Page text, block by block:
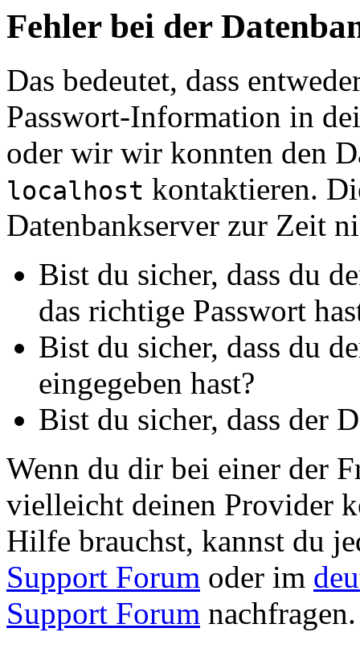
Fehler bei der
Das bedeutet, dass
Passwort-Information in
oder wir wir konnten den
localhost kontaktieren.
Datenbankserver zur Zeit
Bist du sicher, dass du
das richtige Passwort
Bist du sicher, dass du
eingegeben hast?
Bist du sicher, dass der
Wenn du dir bei einer der
vielleicht deinen Provider
Hilfe brauchst, kannst du
Support Forum oder im
Support Forum nachfragen.